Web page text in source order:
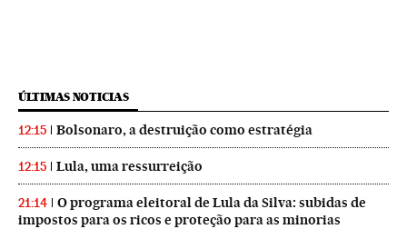
ÚLTIMAS NOTICIAS
12:15 Bolsonaro, a destruição como estratégia
12:15 Lula, uma ressurreição
21:14
O programa eleitoral de Lula da Silva: subidas de
impostos para os ricos e proteção para as minorias